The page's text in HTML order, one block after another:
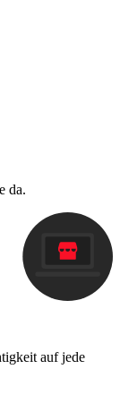
da.
auf jede